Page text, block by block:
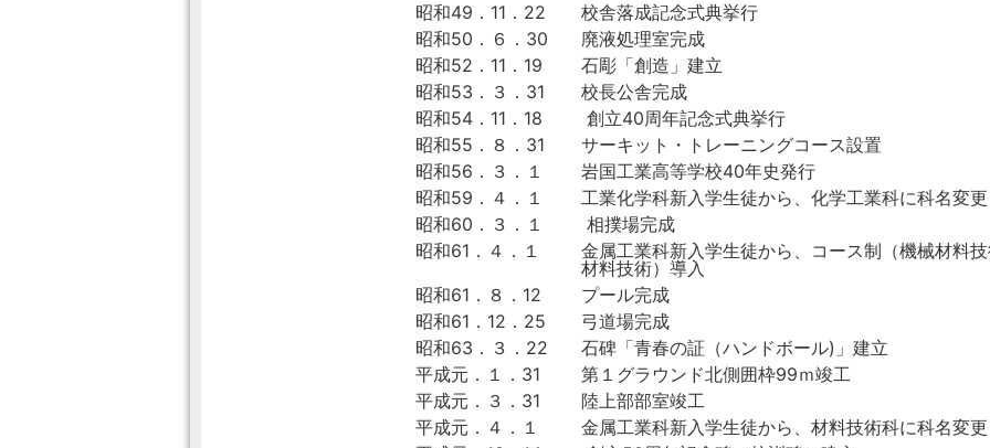
昭和49．11．22
校舎落成記念式典挙行
昭和50．６．30
廃液処理室完成
昭和52．11．19
石彫「創造」建立
昭和53．３．31
校長公舎完成
昭和54．11．18
創立40周年記念式典挙行
昭和55．８．31
サーキット・トレーニングコース設置
昭和56．３．１
岩国工業高等学校40年史発行
昭和59．４．１
工業化学科新入学生徒から、化学工業科に科名変更
昭和60．３．１
相撲場完成
昭和61．４．１
金属工業科新入学生徒から、コース制（機械材料
材料技術）導入
昭和61．８．12
プール完成
昭和61．12．25
弓道場完成
昭和63．３．22
石碑「青春の証（ハンドボール)」建立
平成元．１．31
第１グラウンド北側囲枠99ｍ竣工
平成元．３．31
陸上部部室竣工
平成元．４．１
金属工業科新入学生徒から、材料技術科に科名変更